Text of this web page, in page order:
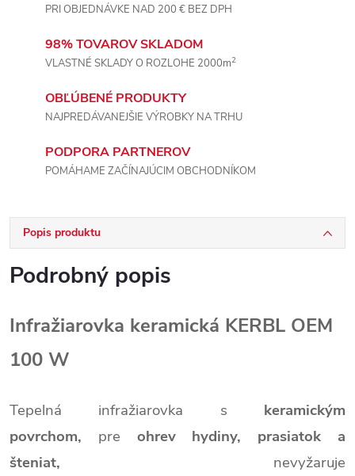
PRI OBJEDNÁVKE NAD 200 € BEZ DPH
98% TOVAROV SKLADOM
VLASTNÉ SKLADY O ROZLOHE 2000m2
OBĽÚBENÉ PRODUKTY
NAJPREDÁVANEJŠIE VÝROBKY NA TRHU
PODPORA PARTNEROV
POMÁHAME ZAČÍNAJÚCIM OBCHODNÍKOM
Popis produktu
Podrobný popis
Infražiarovka keramická KERBL OEM
100 W
Tepelná infražiarovka s keramickým
povrchom, pre ohrev hydiny, prasiatok a
šteniat, nevyžaruje